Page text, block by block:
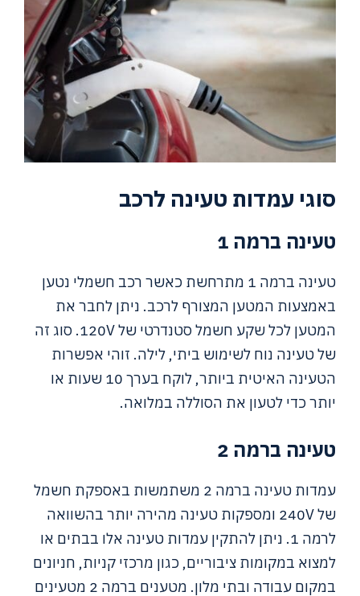
סוגי עמדות טעינה לרכב
טעינה ברמה 1
טעינה ברמה 1 מתרחשת כאשר רכב חשמלי נטען
באמצעות המטען המצורף לרכב. ניתן לחבר את
המטען לכל שקע חשמל סטנדרטי של 120V. סוג זה
של טעינה נוח לשימוש ביתי, לילה. זוהי אפשרות
הטעינה האיטית ביותר, לוקח בערך 10 שעות או
יותר כדי לטעון את הסוללה במלואה.
טעינה ברמה 2
עמדות טעינה ברמה 2 משתמשות באספקת חשמל
של 240V ומספקות טעינה מהירה יותר בהשוואה
לרמה 1. ניתן להתקין עמדות טעינה אלו בבתים או
למצוא במקומות ציבוריים, כגון מרכזי קניות, חניונים
במקום עבודה ובתי מלון. מטענים ברמה 2 מטעינים